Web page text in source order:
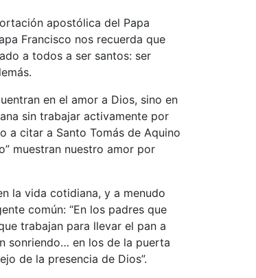
apostólica del Papa
Francisco nos recuerda que
a todos a ser santos: ser
en el amor a Dios, sino en
sin trabajar activamente por
a citar a Santo Tomás de Aquino
muestran nuestro amor por
la vida cotidiana, y a menudo
común: “En los padres que
trabajan para llevar el pan a
sonriendo… en los de la puerta
de la presencia de Dios”.